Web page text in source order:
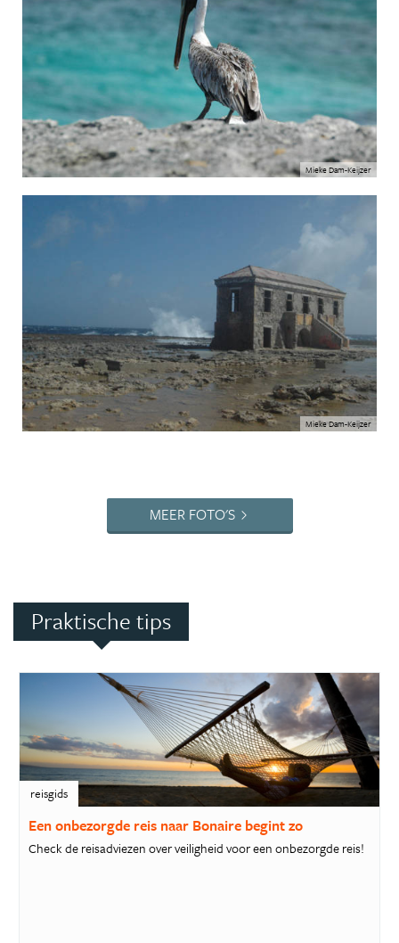
Mieke Dam-Keijzer
Mieke Dam-Keijzer
MEER FOTO'S
Praktische tips
reisgids
Een onbezorgde reis naar Bonaire begint zo
Check de reisadviezen over veiligheid voor een onbezorgde reis!